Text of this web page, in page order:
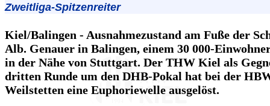
Zweitliga-Spitzenreiter
Kiel/Balingen - Ausnahmezustand am Fuße der
Alb. Genauer in Balingen, einem 30 000-
in der Nähe von Stuttgart. Der THW Kiel als
dritten Runde um den DHB-Pokal hat bei der
Weilstetten eine Euphoriewelle ausgelöst.